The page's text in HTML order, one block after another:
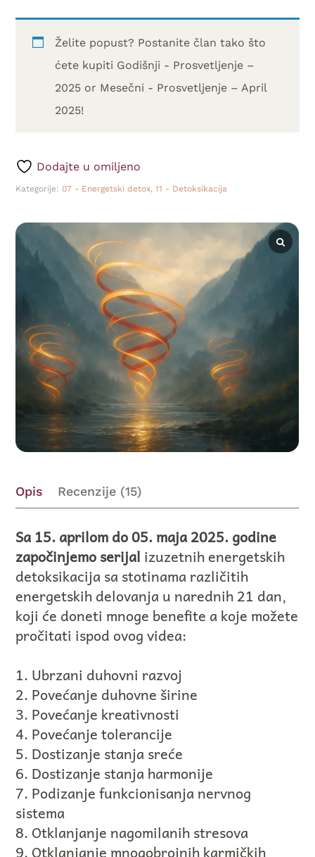
21
dan
količina
Želite popust? Postanite član tako što
ćete kupiti Godišnji - Prosvetljenje –
2025 or Mesečni - Prosvetljenje – April
2025!
Dodajte u omiljeno
Kategorije: 07 - Energetski detox,11 - Detoksikacija
Opis Recenzije (15)
Sa 15. aprilom do 05. maja 2025. godine
započinjemo serijal izuzetnih energetskih
detoksikacija sa stotinama različitih
energetskih delovanja u narednih 21 dan,
koji će doneti mnoge benefite a koje možete
pročitati ispod ovog videa:
1. Ubrzani duhovni razvoj
2. Povećanje duhovne širine
3. Povećanje kreativnosti
4. Povećanje tolerancije
5. Dostizanje stanja sreće
6. Dostizanje stanja harmonije
7. Podizanje funkcionisanja nervnog
sistema
8. Otklanjanje nagomilanih stresova
9. Otklanjanje mnogobrojnih karmičkih